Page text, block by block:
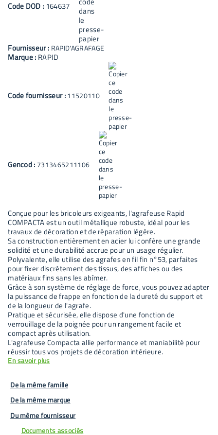
Code DOD : 164637
Fournisseur : RAPID'AGRAFAGE
Marque : RAPID
Code fournisseur :11520110
Gencod : 7313465211106
Conçue pour les bricoleurs exigeants, l'agrafeuse Rapid
COMPACTA est un outil métallique robuste, idéal pour les
travaux de décoration et de réparation légère.
Sa construction entièrement en acier lui confère une grande
solidité et une durabilité accrue pour un usage régulier.
Polyvalente, elle utilise des agrafes en fil fin n°53, parfaites
pour fixer discrètement des tissus, des affiches ou des
matériaux fins sans les abîmer.
Grâce à son système de réglage de force, vous pouvez adapter
la puissance de frappe en fonction de la dureté du support et
de la longueur de l'agrafe.
Pratique et sécurisée, elle dispose d'une fonction de
verrouillage de la poignée pour un rangement facile et
compact après utilisation.
L'agrafeuse Compacta allie performance et maniabilité pour
réussir tous vos projets de décoration intérieure.
En savoir plus
De la même famille
De la même marque
Du même fournisseur
Documents associés